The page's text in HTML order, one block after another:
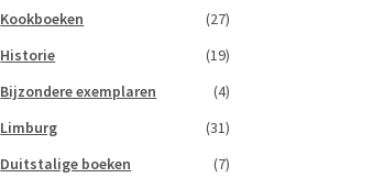
Kookboeken
(27)
Historie
(19)
Bijzondere exemplaren
(4)
Limburg
(31)
Duitstalige boeken
(7)